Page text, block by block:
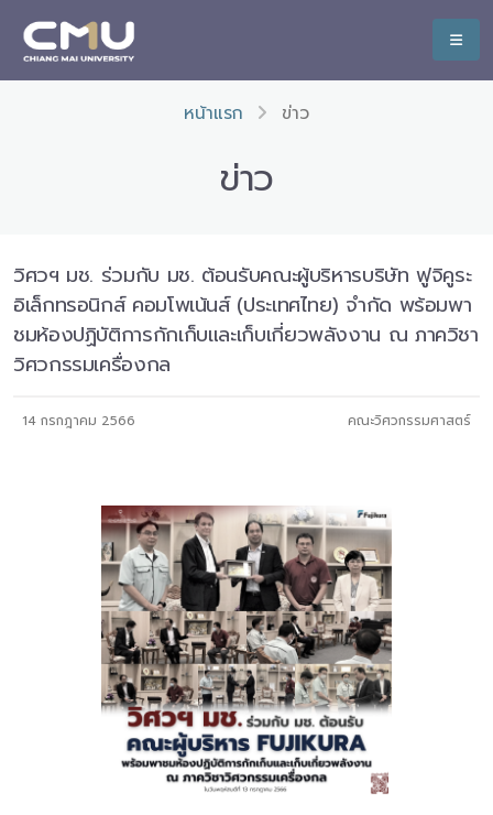
หน้าแรก ข่าว
ข่าว
วิศวฯ มช. ร่วมกับ มช. ต้อนรับคณะผู้บริหารบริษัท ฟูจิคูระ
อิเล็กทรอนิกส์ คอมโพเน้นส์ (ประเทศไทย) จำกัด พร้อมพา
ชมห้องปฏิบัติการกักเก็บและเก็บเกี่ยวพลังงาน ณ ภาควิชา
วิศวกรรมเครื่องกล
14 กรกฎาคม 2566 คณะวิศวกรรมศาสตร์